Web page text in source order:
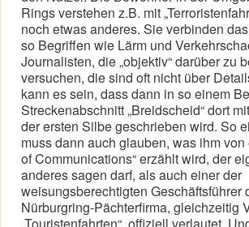
Rings verstehen z.B. mit
noch etwas anderes. Sie verbinden
so Begriffen wie Lärm und
Journalisten, die „objektiv“ darüber zu
versuchen, die sind oft nicht über
kann es sein, dass dann in so einem
Streckenabschnitt „Breidscheid“ dort
der ersten Silbe geschrieben wird. So
muss dann auch glauben, was ihm von
of Communications“ erzählt wird, der
anderes sagen darf, als auch einer der
weisungsberechtigten Geschäftsführer
Nürburgring-Pächterfirma, gleichzeitig